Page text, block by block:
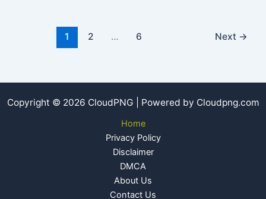
1 2 … 6 Next →
Copyright © 2026 CloudPNG | Powered by Cloudpng.com
Home
Privacy Policy
Disclaimer
DMCA
About Us
Contact Us